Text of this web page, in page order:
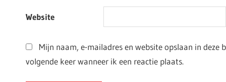
Website
Mijn naam, e-mailadres en website opslaan in deze
volgende keer wanneer ik een reactie plaats.